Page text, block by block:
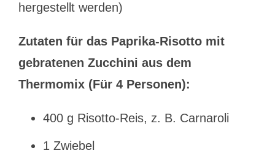
hergestellt werden)
Zutaten für das Paprika-Risotto mit
gebratenen Zucchini aus dem
Thermomix (Für 4 Personen):
400 g Risotto-Reis, z. B. Carnaroli
1 Zwiebel